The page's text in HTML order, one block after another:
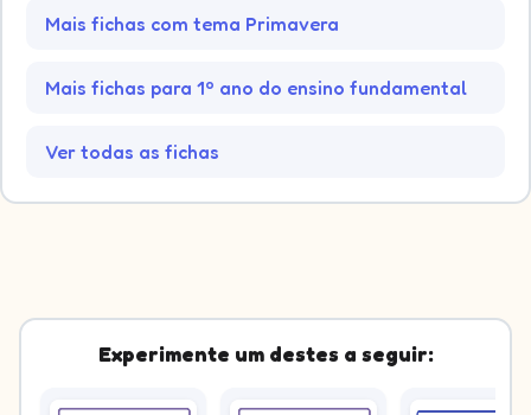
Mais fichas com tema Primavera
Mais fichas para 1º ano do ensino fundamental
Ver todas as fichas
Experimente um destes a seguir: